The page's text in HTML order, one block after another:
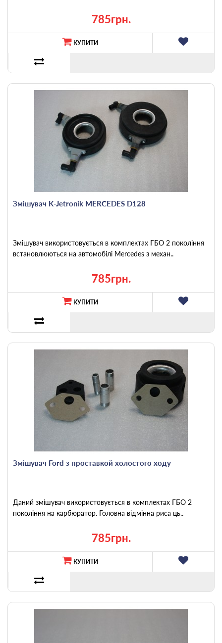
785грн.
КУПИТИ
Змішувач K-Jetronik MERCEDES D128
Змішувач використовується в комплектах ГБО 2 покоління
встановлюються на автомобілі Mercedes з механ..
785грн.
КУПИТИ
Змішувач Ford з проставкой холостого ходу
Даний змішувач використовується в комплектах ГБО 2
покоління на карбюратор. Головна відмінна риса ць..
785грн.
КУПИТИ